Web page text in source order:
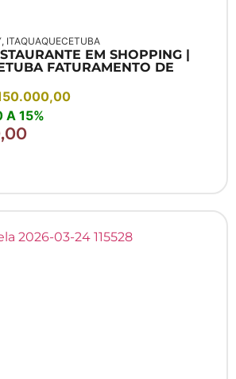
, ITAQUAQUECETUBA
EM SHOPPING |
FATURAMENTO DE
A 15%